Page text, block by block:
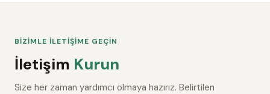
BİZİMLE İLETİŞİME GEÇİN
İletişim Kurun
Size her zaman yardımcı olmaya hazırız. Belirtilen